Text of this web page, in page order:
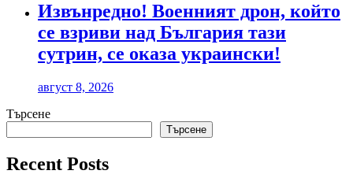
Извънредно! Военният дрон, който
се взриви над България тази
сутрин, се оказа украински!
август 8, 2026
Търсене
Търсене
Recent Posts